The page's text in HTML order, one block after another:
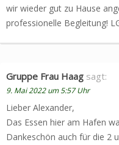
wir wieder gut zu Hause
professionelle Begleitung!
Gruppe Frau Haag sagt:
9. Mai 2022 um 5:57 Uhr
Lieber Alexander,
Das Essen hier am Hafen
Dankeschön auch für die 2